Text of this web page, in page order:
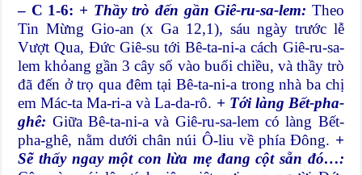
– C 1-6: + Thầy trò đến gần Giê-ru-sa-lem: Theo
Tin Mừng Gio-an (x Ga 12,1), sáu ngày trước lễ
Vượt Qua, Đức Giê-su tới Bê-ta-ni-a cách Giê-ru-sa-
lem khỏang gần 3 cây số vào buổi chiều, và thầy trò
đã đến ở trọ qua đêm tại Bê-ta-ni-a trong nhà ba chị
em Mác-ta Ma-ri-a và La-da-rô. + Tới làng Bết-pha-
ghê: Giữa Bê-ta-ni-a và Giê-ru-sa-lem có làng Bết-
pha-ghê, nằm dưới chân núi Ô-liu về phía Đông. +
Sẽ thấy ngay một con lừa mẹ đang cột sẵn đó…: